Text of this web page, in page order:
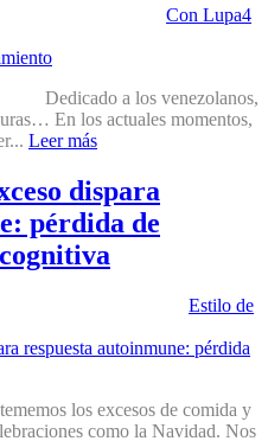
Con Lupa4
venezolanos,
En los actuales momentos,
Leer más
dispara
pérdida de
Estilo de
los excesos de comida y
como la Navidad. Nos